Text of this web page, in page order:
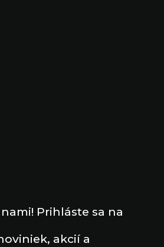
Prihláste sa na
akcií a